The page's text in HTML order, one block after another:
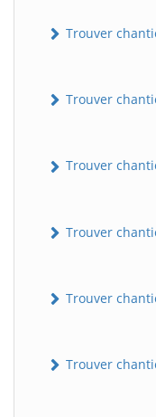
Trouver
Trouver
Trouver
Trouver
Trouver
Trouver
B BatiWebPro